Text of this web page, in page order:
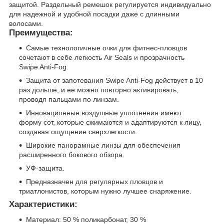
защитой. Раздельный ремешок регулируется индивидуально
для надежной и удобной посадки даже с длинными
волосами.
Преимущества:
Самые технологичные очки для фитнес-пловцов
сочетают в себе легкость Air Seals и прозрачность
Swipe Anti-Fog.
Защита от запотевания Swipe Anti-Fog действует в 10
раз дольше, и ее можно повторно активировать,
проводя пальцами по линзам.
Инновационные воздушные уплотнения имеют
форму сот, которые сжимаются и адаптируются к лицу,
создавая ощущение сверхлегкости.
Широкие панорамные линзы для обеспечения
расширенного бокового обзора.
УФ-защита.
Предназначен для регулярных пловцов и
триатлонистов, которым нужно лучшее снаряжение.
Характеристики:
Материал: 50 % поликарбонат, 30 %